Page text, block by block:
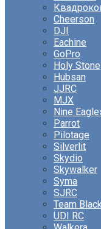
Cheerson
DJI
Eachine
GoPro
Holy Stone
Hubsan
JJRC
MJX
Nine
Parrot
Pilotage
Silverlit
Skydio
Skywalker
Syma
SJRC
Team
UDI RC